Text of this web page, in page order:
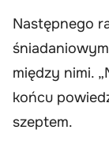
Następnego
między nimi.
końcu
szeptem.